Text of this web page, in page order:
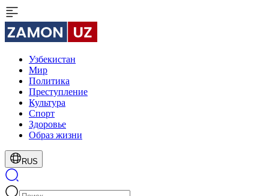
Узбекистан
Мир
Политика
Преступление
Культура
Спорт
Здоровье
Образ жизни
RUS